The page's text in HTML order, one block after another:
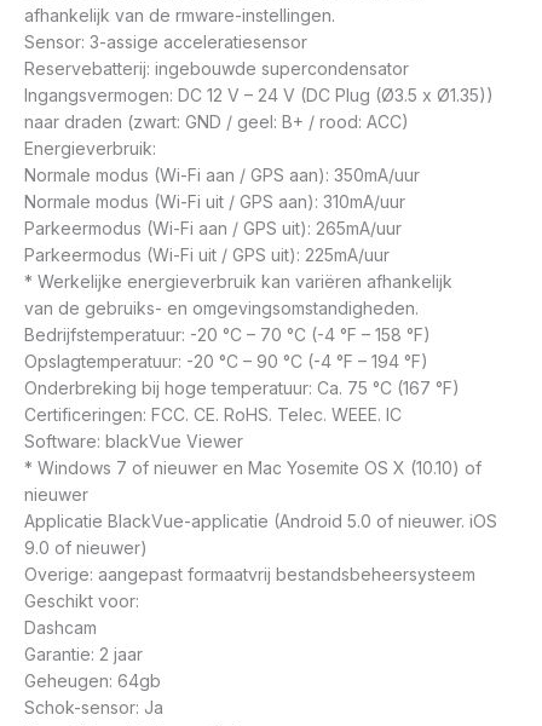
afhankelijk van de rmware-instellingen.
Sensor: 3-assige acceleratiesensor
Reservebatterij: ingebouwde supercondensator
Ingangsvermogen: DC 12 V – 24 V (DC Plug (Ø3.5 x Ø1.35))
naar draden (zwart: GND / geel: B+ / rood: ACC)
Energieverbruik:
Normale modus (Wi-Fi aan / GPS aan): 350mA/uur
Normale modus (Wi-Fi uit / GPS aan): 310mA/uur
Parkeermodus (Wi-Fi aan / GPS uit): 265mA/uur
Parkeermodus (Wi-Fi uit / GPS uit): 225mA/uur
* Werkelijke energieverbruik kan variëren afhankelijk
van de gebruiks- en omgevingsomstandigheden.
Bedrijfstemperatuur: -20 °C – 70 °C (-4 °F – 158 °F)
Opslagtemperatuur: -20 °C – 90 °C (-4 °F – 194 °F)
Onderbreking bij hoge temperatuur: Ca. 75 °C (167 °F)
Certificeringen: FCC. CE. RoHS. Telec. WEEE. IC
Software: blackVue Viewer
* Windows 7 of nieuwer en Mac Yosemite OS X (10.10) of
nieuwer
Applicatie BlackVue-applicatie (Android 5.0 of nieuwer. iOS
9.0 of nieuwer)
Overige: aangepast formaatvrij bestandsbeheersysteem
Geschikt voor:
Dashcam
Garantie: 2 jaar
Geheugen: 64gb
Schok-sensor: Ja